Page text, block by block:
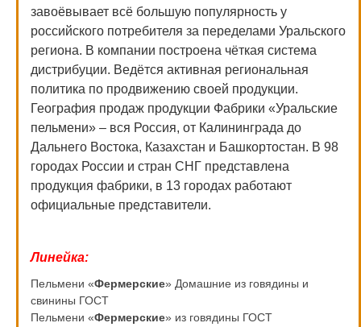
завоёвывает всё большую популярность у
российского потребителя за переделами Уральского
региона. В компании построена чёткая система
дистрибуции. Ведётся активная региональная
политика по продвижению своей продукции.
География продаж продукции Фабрики «Уральские
пельмени» – вся Россия, от Калининграда до
Дальнего Востока, Казахстан и Башкортостан. В 98
городах России и стран СНГ представлена
продукция фабрики, в 13 городах работают
официальные представители.
Линейка:
Пельмени «Фермерские» Домашние из говядины и
свинины ГОСТ
Пельмени «Фермерские» из говядины ГОСТ